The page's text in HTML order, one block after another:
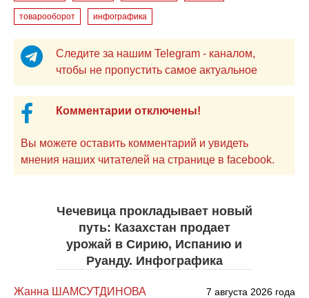
товарооборот инфографика
Следите за нашим Telegram - каналом,
чтобы не пропустить самое актуальное
Комментарии отключены!
Вы можете оставить комментарий и увидеть
мнения наших читателей на странице в facebook.
Чечевица прокладывает новый
путь: Казахстан продает
урожай в Сирию, Испанию и
Руанду. Инфографика
Жанна ШАМСУТДИНОВА 7 августа 2026 года